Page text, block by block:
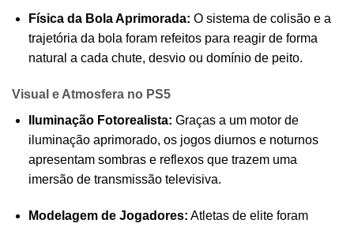
Física da Bola Aprimorada: O sistema de colisão e a
trajetória da bola foram refeitos para reagir de forma
natural a cada chute, desvio ou domínio de peito.
Visual e Atmosfera no PS5
Iluminação Fotorealista: Graças a um motor de
iluminação aprimorado, os jogos diurnos e noturnos
apresentam sombras e reflexos que trazem uma
imersão de transmissão televisiva.
Modelagem de Jogadores: Atletas de elite foram